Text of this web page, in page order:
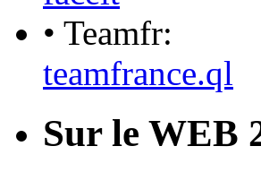
• Teamfr:
teamfrance.ql
Sur le WEB